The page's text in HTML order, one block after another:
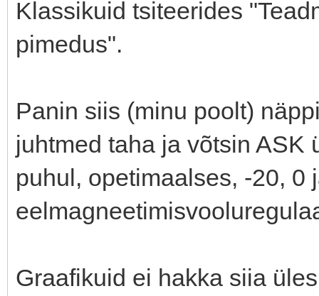
Klassikuid tsiteerides
pimedus".
Panin siis (minu poolt)
juhtmed taha ja võtsin ASK
puhul, opetimaalses, -20, 0
Graafikuid ei hakka siia